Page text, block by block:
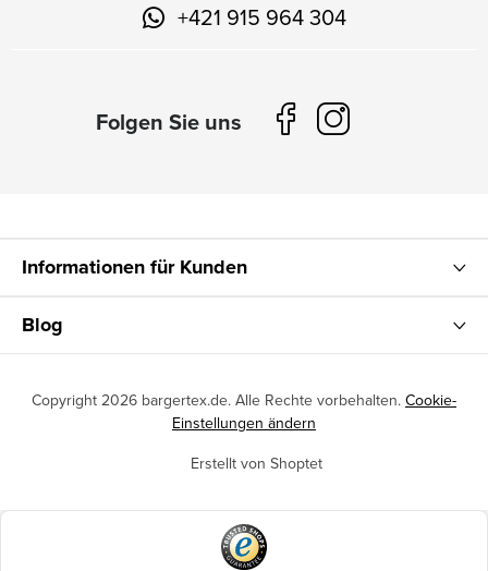
+421 915 964 304
Informationen für Kunden
Blog
Erstellt von Shoptet
Copyright 2026 bargertex.de. Alle Rechte vorbehalten. Cookie-
Einstellungen ändern